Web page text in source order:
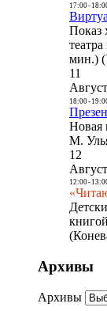
17:00-
Показ
мин.)
11
18:00-
Новая
М.
12
12:00-
Архивы
Архивы